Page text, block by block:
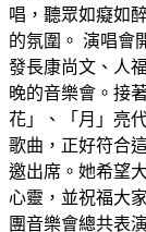
唱，聽眾如癡如
的氛圍。 演唱會
發長康尚文、人
晚的音樂會。接
花」、「月」亮
歌曲，正好符合
邀出席。她希望
心靈，並祝福大
團音樂會總共表